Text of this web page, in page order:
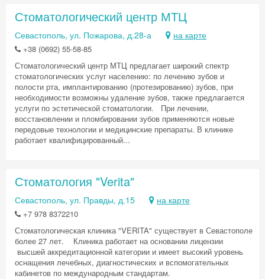
Стоматологический центр МТЦ
Севастополь, ул. Пожарова, д.28-а на карте
+38 (0692) 55-58-85
Стоматологический центр МТЦ предлагает широкий спектр
стоматологических услуг населению: по лечению зубов и
полости рта, имплантированию (протезированию) зубов, при
необходимости возможны удаление зубов, также предлагается
услуги по эстетической стоматологии. При лечении,
восстановлении и пломбировании зубов применяются новые
передовые технологии и медицинские препараты. В клинике
работает квалифицированный...
Стоматология "Verita"
Севастополь, ул. Правды, д.15 на карте
+7 978 8372210
Стоматологическая клиника "VERITA" существует в Севастополе
более 27 лет. Клиника работает на основании лицензии
высшей аккредитационной категории и имеет высокий уровень
оснащения лечебных, диагностических и вспомогательных
кабинетов по международным стандартам.